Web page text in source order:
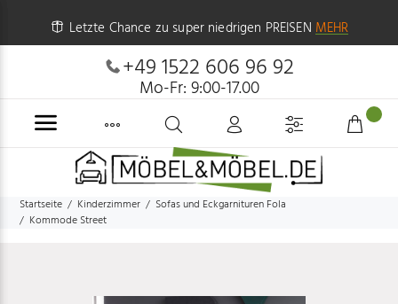
Letzte Chance zu super niedrigen PREISEN MEHR
+49 1522 606 96 92
Mo-Fr: 9:00-17.00
Startseite Kinderzimmer
Sofas und Eckgarnituren Fola
Kommode Street